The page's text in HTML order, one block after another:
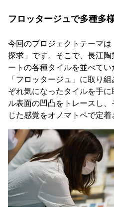
フロッタージュで多種多
今回のプロジェクトテーマ
探求」です。そこで、長江
ートの各種タイルを並べて
「フロッタージュ」に取り
ぞれ気になったタイルを手
ル表面の凹凸をトレースし
じた感覚をオノマトペで定着